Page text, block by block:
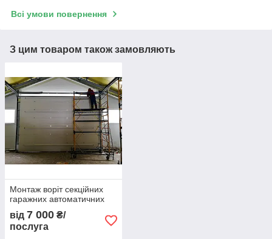
Всі умови повернення
З цим товаром також замовляють
Монтаж воріт секційних
гаражних автоматичних
від 7 000 ₴/
послуга